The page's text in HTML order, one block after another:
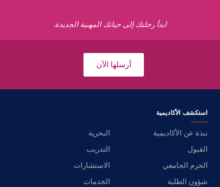
ابدأ رحلتك إلى حياتك المهنية الجديدة.
أرسلها الآن
استكشف الأكاديمية
نبذة عن الأكاديمية
البحرية
القبول
التدريب
الحرم الجامعي
الاستشارات
شؤون الطلبة
الخدمات